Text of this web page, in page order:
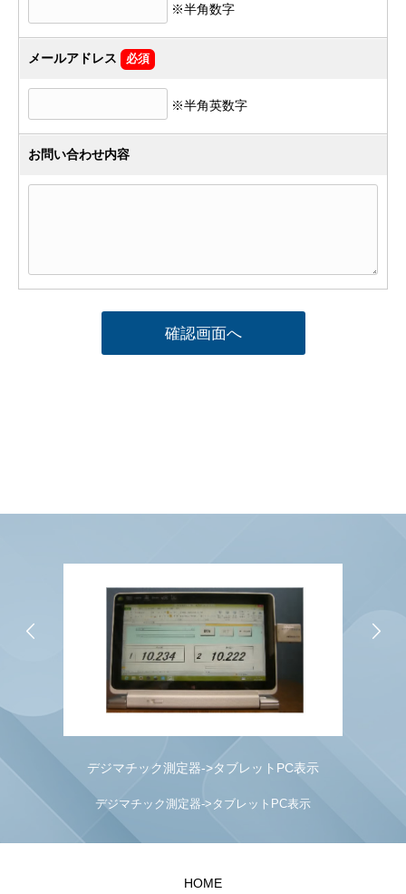
※半角数字
メールアドレス 必須
※半角英数字
お問い合わせ内容
デジマチック測定器->タブレットPC表示
デジマチック測定器->タブレットPC表示
HOME